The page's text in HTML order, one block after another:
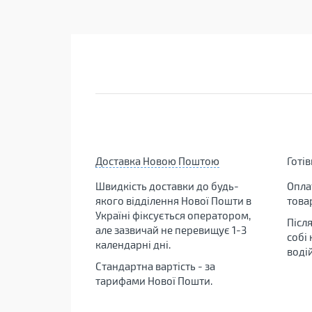
Доставка Новою Поштою
Швидкість доставки до будь-
якого відділення Нової Пошти в
Україні фіксується оператором,
але зазвичай не перевищує 1-3
календарні дні.
Стандартна вартість - за
тарифами Нової Пошти.
собі